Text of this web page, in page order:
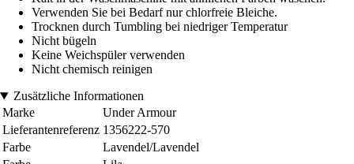
Verwenden Sie bei Bedarf nur chlorfreie Bleiche.
Trocknen durch Tumbling bei niedriger Temperatur
Nicht bügeln
Keine Weichspüler verwenden
Nicht chemisch reinigen
Zusätzliche Informationen
Marke
Under Armour
Lieferantenreferenz 1356222-570
Farbe
Lavendel/Lavendel